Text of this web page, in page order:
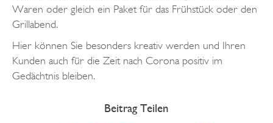
Waren oder gleich ein Paket für das Frühstück oder den
Grillabend.
Hier können Sie besonders kreativ werden und Ihren
Kunden auch für die Zeit nach Corona positiv im
Gedächtnis bleiben.
Beitrag Teilen